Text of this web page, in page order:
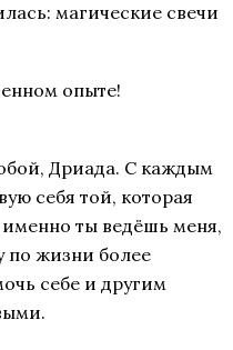
магические свечи
опыте!
Дриада. С каждым
себя той, которая
ты ведёшь меня,
по жизни более
себе и другим